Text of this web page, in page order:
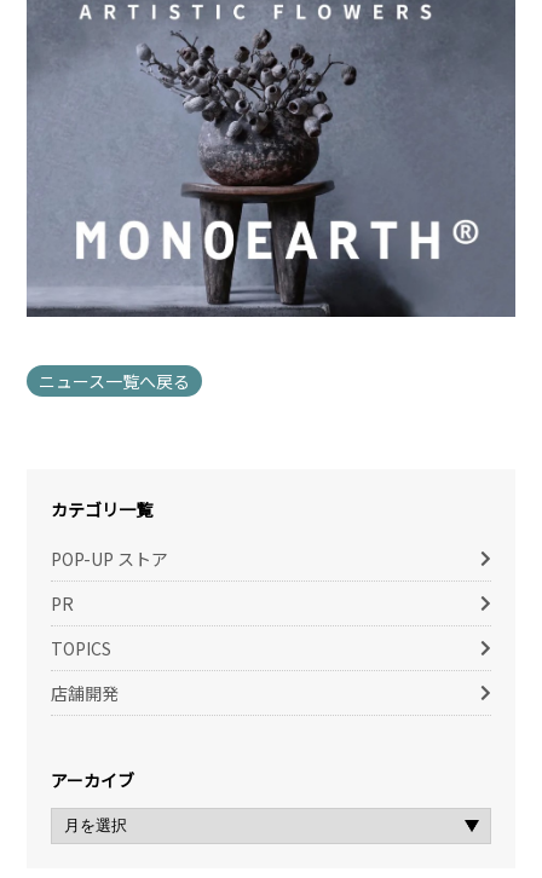
ニュース一覧へ戻る
カテゴリ一覧
POP-UP ストア
PR
TOPICS
店舗開発
アーカイブ